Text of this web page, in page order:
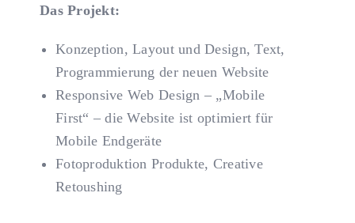
Das Projekt:
Konzeption, Layout und Design, Text,
Programmierung der neuen Website
Responsive Web Design – „Mobile
First“ – die Website ist optimiert für
Mobile Endgeräte
Fotoproduktion Produkte, Creative
Retoushing